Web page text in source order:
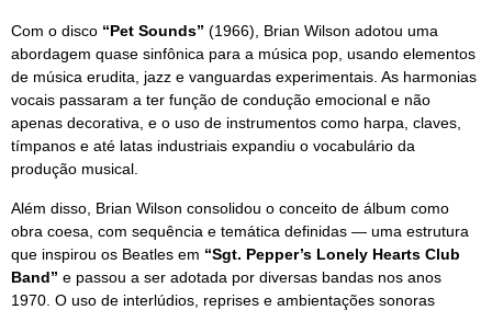
Com o disco “Pet Sounds” (1966), Brian Wilson adotou uma
abordagem quase sinfônica para a música pop, usando elementos
de música erudita, jazz e vanguardas experimentais. As harmonias
vocais passaram a ter função de condução emocional e não
apenas decorativa, e o uso de instrumentos como harpa, claves,
tímpanos e até latas industriais expandiu o vocabulário da
produção musical.
Além disso, Brian Wilson consolidou o conceito de álbum como
obra coesa, com sequência e temática definidas — uma estrutura
que inspirou os Beatles em “Sgt. Pepper’s Lonely Hearts Club
Band” e passou a ser adotada por diversas bandas nos anos
1970. O uso de interlúdios, reprises e ambientações sonoras